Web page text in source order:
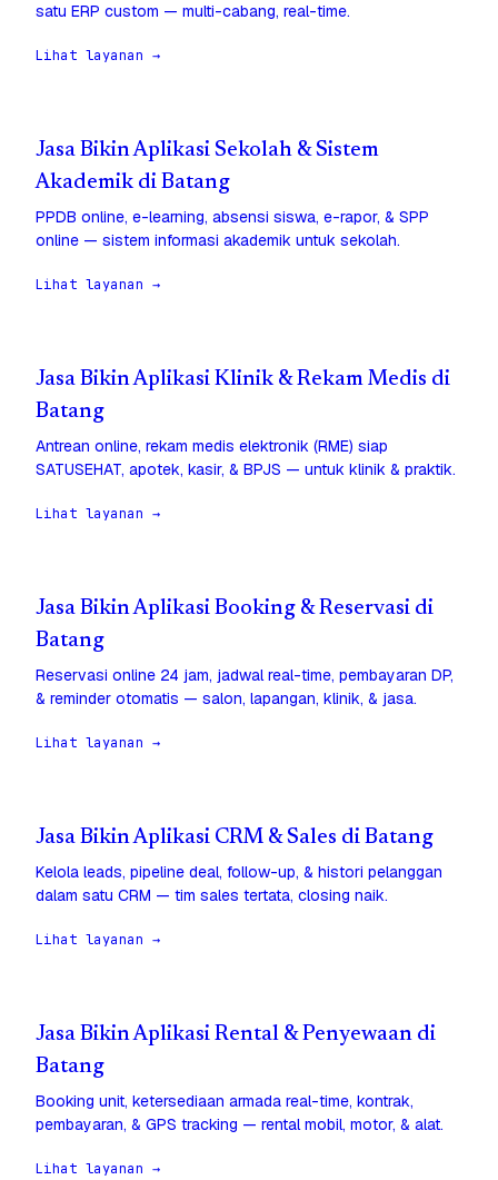
satu ERP custom — multi-cabang, real-time.
Lihat layanan →
Jasa Bikin Aplikasi Sekolah & Sistem
Akademik di Batang
PPDB online, e-learning, absensi siswa, e-rapor, & SPP
online — sistem informasi akademik untuk sekolah.
Lihat layanan →
Jasa Bikin Aplikasi Klinik & Rekam Medis di
Batang
Antrean online, rekam medis elektronik (RME) siap
SATUSEHAT, apotek, kasir, & BPJS — untuk klinik & praktik.
Lihat layanan →
Jasa Bikin Aplikasi Booking & Reservasi di
Batang
Reservasi online 24 jam, jadwal real-time, pembayaran DP,
& reminder otomatis — salon, lapangan, klinik, & jasa.
Lihat layanan →
Jasa Bikin Aplikasi CRM & Sales di Batang
Kelola leads, pipeline deal, follow-up, & histori pelanggan
dalam satu CRM — tim sales tertata, closing naik.
Lihat layanan →
Jasa Bikin Aplikasi Rental & Penyewaan di
Batang
Booking unit, ketersediaan armada real-time, kontrak,
pembayaran, & GPS tracking — rental mobil, motor, & alat.
Lihat layanan →